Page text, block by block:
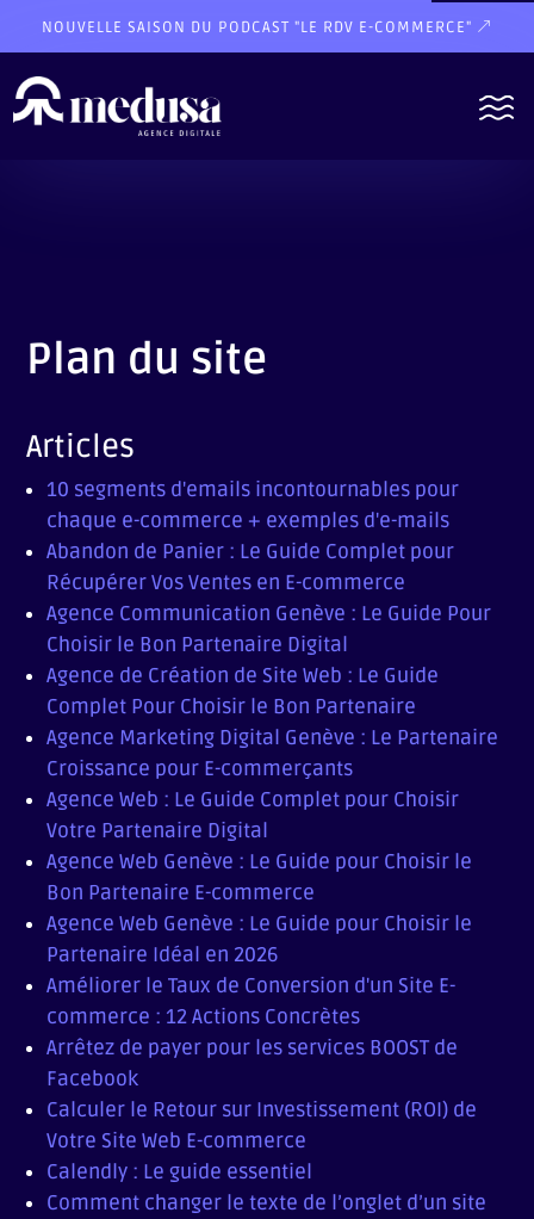
NOUVELLE SAISON DU PODCAST "LE RDV E-COMMERCE"
Plan du site
Articles
10 segments d'emails incontournables pour
chaque e-commerce + exemples d'e-mails
Abandon de Panier : Le Guide Complet pour
Récupérer Vos Ventes en E-commerce
Agence Communication Genève : Le Guide Pour
Choisir le Bon Partenaire Digital
Agence de Création de Site Web : Le Guide
Complet Pour Choisir le Bon Partenaire
Agence Marketing Digital Genève : Le Partenaire
Croissance pour E-commerçants
Agence Web : Le Guide Complet pour Choisir
Votre Partenaire Digital
Agence Web Genève : Le Guide pour Choisir le
Bon Partenaire E-commerce
Agence Web Genève : Le Guide pour Choisir le
Partenaire Idéal en 2026
Améliorer le Taux de Conversion d'un Site E-
commerce : 12 Actions Concrètes
Arrêtez de payer pour les services BOOST de
Facebook
Calculer le Retour sur Investissement (ROI) de
Votre Site Web E-commerce
Calendly : Le guide essentiel
Comment changer le texte de l’onglet d’un site